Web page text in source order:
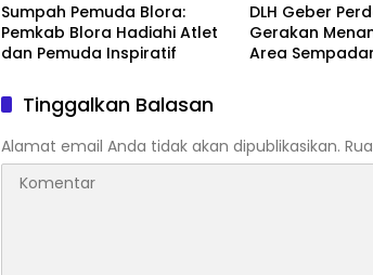
Sumpah Pemuda Blora:
Pemkab Blora Hadiahi Atlet
dan Pemuda Inspiratif
DLH Geber
Gerakan
Area
Tinggalkan Balasan
Alamat email Anda tidak akan dipublikasikan.